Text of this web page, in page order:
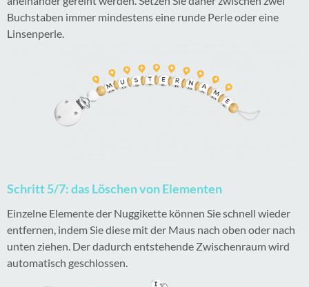
Buchstaben immer mindestens eine runde Perle oder eine
Linsenperle.
Schritt 5/7: das Löschen von Elementen
Einzelne Elemente der Nuggikette können Sie schnell wieder
entfernen, indem Sie diese mit der Maus nach oben oder nach
unten ziehen. Der dadurch entstehende Zwischenraum wird
automatisch geschlossen.